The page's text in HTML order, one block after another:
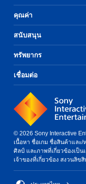
คุณค่า
สนับสนุน
ทรัพยากร
เชื่อมต่อ
© 2026 Sony Interactive
เนื้อหา ชื่อเกม ชื่อสินค้าและ/
ศิลป์ และภาพที่เกี่ยวข้องเป็
เจ้าของที่เกี่ยวข้อง สงวนลิข